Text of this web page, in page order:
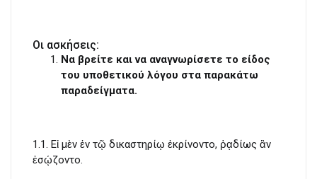
Οι ασκήσεις:
Να βρείτε και να αναγνωρίσετε το είδος
του υποθετικού λόγου στα παρακάτω
παραδείγματα.
1.1. Εἰ μὲν ἐν τῷ δικαστηρίῳ ἐκρίνοντο, ῥᾳδίως ἂν
ἐσῴζοντο.